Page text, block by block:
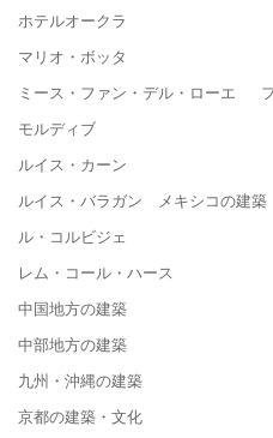
ホテルオークラ
マリオ・ボッタ
ミース・ファン・デル・ローエ
モルディブ
ルイス・カーン
ルイス・バラガン メキシコの建築
ル・コルビジェ
レム・コール・ハース
中国地方の建築
中部地方の建築
九州・沖縄の建築
京都の建築・文化